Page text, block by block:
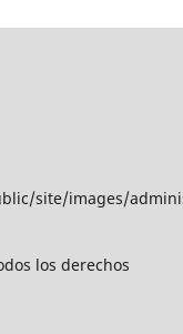
site/images/
los derechos